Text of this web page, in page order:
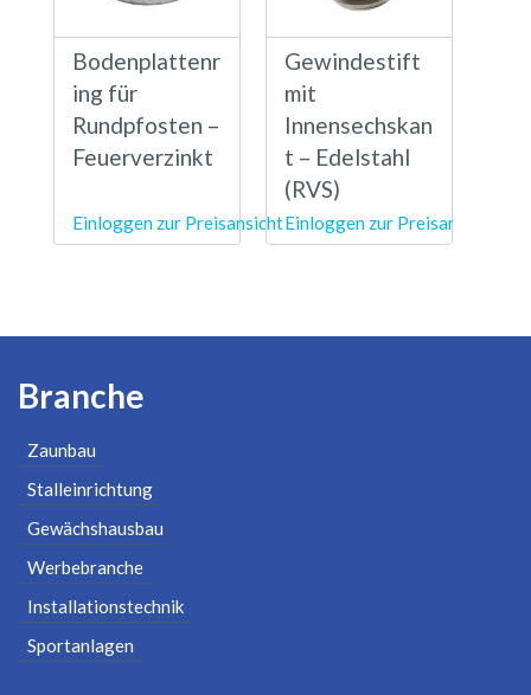
Bodenplattenr
ing für
Rundpfosten –
Feuerverzinkt
Einloggen zur Preisansicht
Gewindestift
mit
Innensechskan
t – Edelstahl
(RVS)
Einloggen zur Preisansicht
Branche
Zaunbau
Stalleinrichtung
Gewächshausbau
Werbebranche
Installationstechnik
Sportanlagen